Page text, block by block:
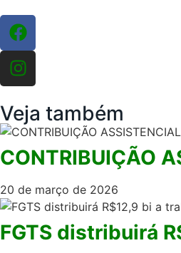
Veja também
CONTRIBUIÇÃO
20 de março de 2026
FGTS distribuirá